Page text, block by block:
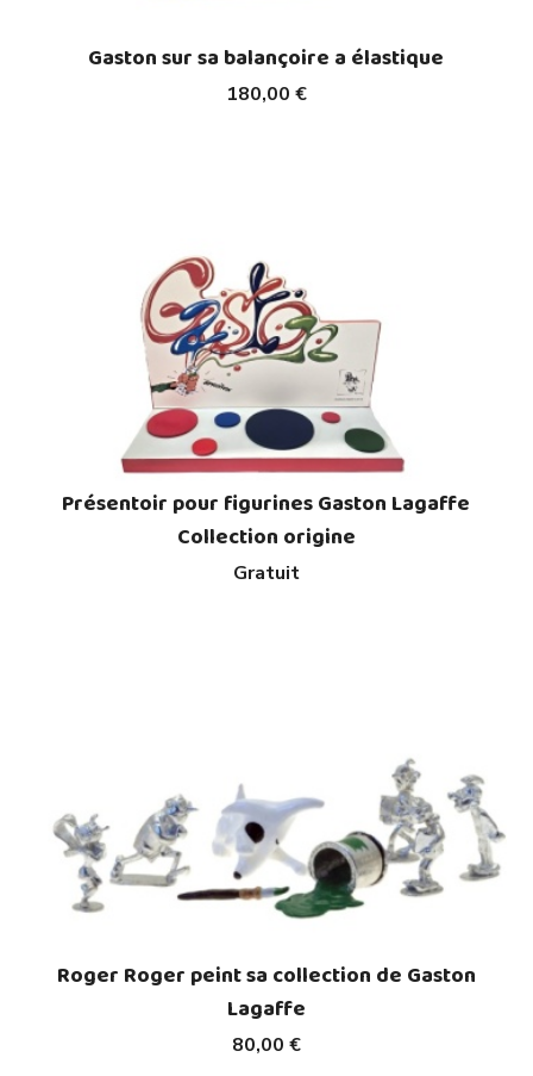
180,00 €
Gaston sur sa balançoire a élastique
Gratuit
Présentoir pour figurines Gaston Lagaffe
Collection origine
80,00 €
Roger Roger peint sa collection de Gaston
Lagaffe